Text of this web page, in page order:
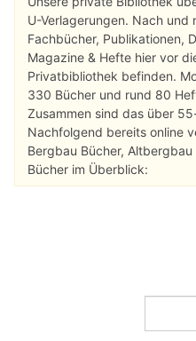
U-Verlagerungen. Nach und
Fachbücher, Publikationen,
Magazine & Hefte hier vor
Privatbibliothek befinden.
330 Bücher und rund 80
Zusammen sind das über
Nachfolgend bereits online
Bergbau Bücher,
Bücher im Überblick: